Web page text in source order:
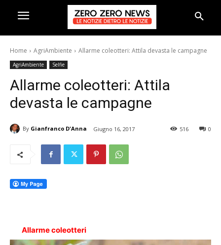
Home AgriAmbiente Allarme coleotteri: Attila devasta le campagne
AgriAmbiente Selfie
Allarme coleotteri: Attila
devasta le campagne
By Gianfranco D'Anna Giugno 16, 2017 0
516
Allarme coleotteri